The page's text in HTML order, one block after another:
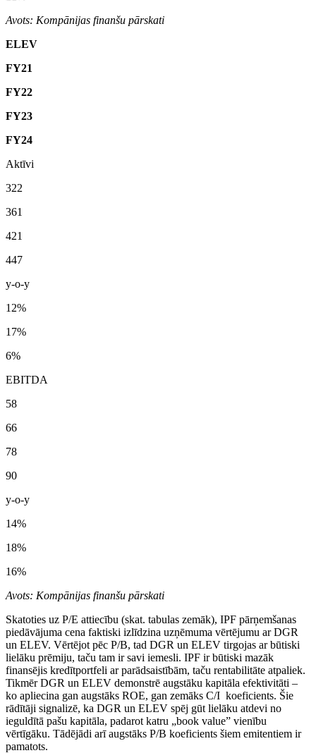
Avots: Kompānijas finanšu pārskati
ELEV
FY21
FY22
FY23
FY24
Aktīvi
322
361
421
447
y-o-y
12%
17%
6%
EBITDA
58
66
78
90
y-o-y
14%
18%
16%
Avots: Kompānijas finanšu pārskati
Skatoties uz P/E attiecību (skat. tabulas zemāk), IPF pārņemšanas
piedāvājuma cena faktiski izlīdzina uzņēmuma vērtējumu ar DGR
un ELEV. Vērtējot pēc P/B, tad DGR un ELEV tirgojas ar būtiski
lielāku prēmiju, taču tam ir savi iemesli. IPF ir būtiski mazāk
finansējis kredītportfeli ar parādsaistībām, taču rentabilitāte atpaliek.
Tikmēr DGR un ELEV demonstrē augstāku kapitāla efektivitāti –
ko apliecina gan augstāks ROE, gan zemāks C/I koeficients. Šie
rādītāji signalizē, ka DGR un ELEV spēj gūt lielāku atdevi no
ieguldītā pašu kapitāla, padarot katru „book value” vienību
vērtīgāku. Tādējādi arī augstāks P/B koeficients šiem emitentiem ir
pamatots.